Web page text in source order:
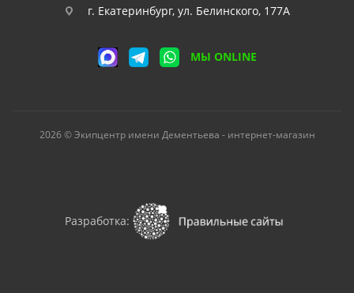
г. Екатеринбург, ул. Белинского, 177А
МЫ ONLINE
2026 © Экипцентр имени Дементьева - интернет-магазин
Разработка: